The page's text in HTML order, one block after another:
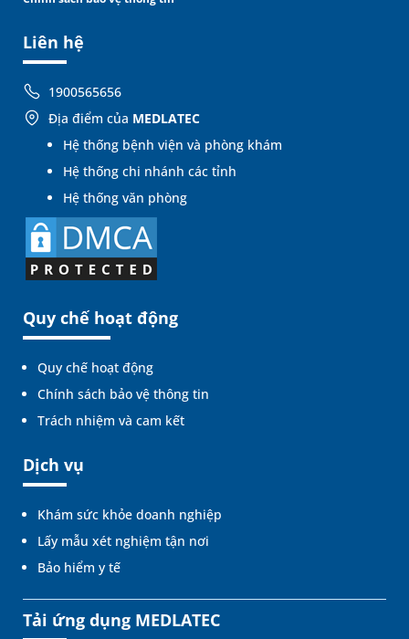
Liên hệ
1900565656
Địa điểm của MEDLATEC
Hệ thống bệnh viện và phòng khám
Hệ thống chi nhánh các tỉnh
Hệ thống văn phòng
Quy chế hoạt động
Quy chế hoạt động
Chính sách bảo vệ thông tin
Trách nhiệm và cam kết
Dịch vụ
Khám sức khỏe doanh nghiệp
Lấy mẫu xét nghiệm tận nơi
Bảo hiểm y tế
Tải ứng dụng MEDLATEC